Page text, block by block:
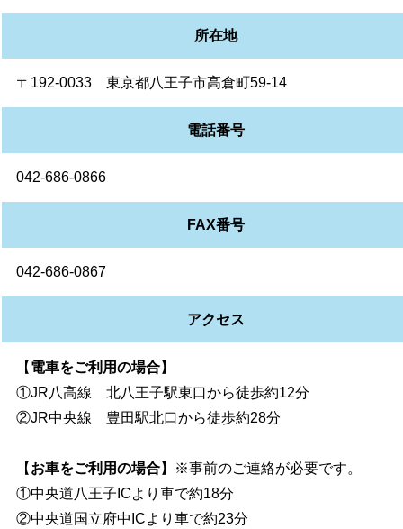
所在地
〒192-0033 東京都八王子市高倉町59-14
電話番号
042-686-0866
FAX番号
042-686-0867
アクセス
【 電車をご利用の場合】
①JR八高線 北八王子駅東口から徒歩約12分
②JR中央線 豊田駅北口から徒歩約28分
【 お車をご利用の場合】※事前のご連絡が必要です。
①中央道八王子ICより車で約18分
②中央道国立府中ICより車で約23分